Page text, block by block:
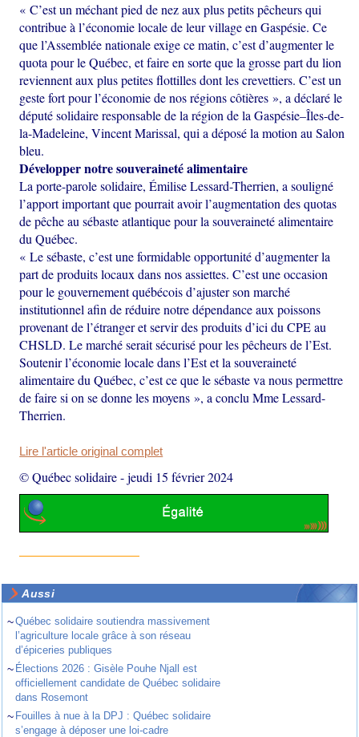
« C’est un méchant pied de nez aux plus petits pêcheurs qui
contribue à l’économie locale de leur village en Gaspésie. Ce
que l’Assemblée nationale exige ce matin, c’est d’augmenter le
quota pour le Québec, et faire en sorte que la grosse part du lion
reviennent aux plus petites flottilles dont les crevettiers. C’est un
geste fort pour l’économie de nos régions côtières », a déclaré le
député solidaire responsable de la région de la Gaspésie–Îles-de-
la-Madeleine, Vincent Marissal, qui a déposé la motion au Salon
bleu.
Développer notre souveraineté alimentaire
La porte-parole solidaire, Émilise Lessard-Therrien, a souligné
l’apport important que pourrait avoir l’augmentation des quotas
de pêche au sébaste atlantique pour la souveraineté alimentaire
du Québec.
« Le sébaste, c’est une formidable opportunité d’augmenter la
part de produits locaux dans nos assiettes. C’est une occasion
pour le gouvernement québécois d’ajuster son marché
institutionnel afin de réduire notre dépendance aux poissons
provenant de l’étranger et servir des produits d’ici du CPE au
CHSLD. Le marché serait sécurisé pour les pêcheurs de l’Est.
Soutenir l’économie locale dans l’Est et la souveraineté
alimentaire du Québec, c’est ce que le sébaste va nous permettre
de faire si on se donne les moyens », a conclu Mme Lessard-
Therrien.
Lire l'article original complet
© Québec solidaire-jeudi 15 février 2024
Aussi
~Québec solidaire soutiendra massivement
l’agriculture locale grâce à son réseau
d’épiceries publiques
~ Élections 2026 : Gisèle Pouhe Njall est
officiellement candidate de Québec solidaire
dans Rosemont
~ Fouilles à nue à la DPJ : Québec solidaire
s’engage à déposer une loi-cadre